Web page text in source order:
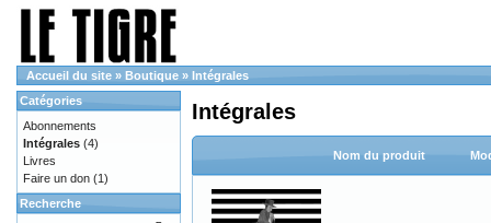
Accueil du site » Boutique » Intégrales
Intégrales
Nom du produit
Catégories
Abonnements
Intégrales (4)
Livres
Faire un don (1)
Recherche